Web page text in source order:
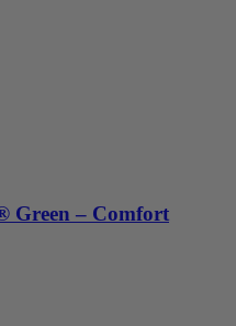
Green – Comfort